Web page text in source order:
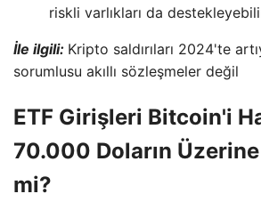
riskli varlıkları da
İle ilgili: Kripto saldırıları 2024'te
sorumlusu akıllı sözleşmeler değil
ETF Girişleri Bitcoin'i
70.000 Doların
mi?